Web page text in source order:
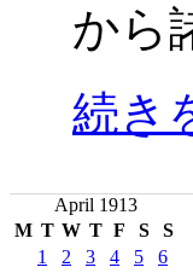
から
続き
April 1913
M T W T F S S
1 2 3 4 5
6